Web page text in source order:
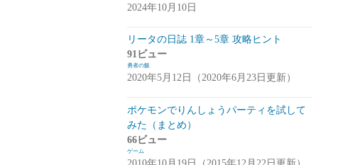
アスタータタリクス(アスタタ)
イベント事前情報(16)
攻略情報
サクライグノラムス(サクムス)(2)
アプデ・イベント情報
雑談(1)
2024年10月10日
リータの日誌 1章～5章 攻略ヒント
91ビュー
勇者の飯
2020年5月12日（2020年6月23日更新）
ポケモンでりんしょうパーティを試して
みた（まとめ）
66ビュー
ゲーム